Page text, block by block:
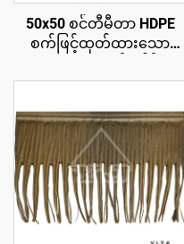
50x50 စင်တီမီတာ HDPE
စက်ဖြင့်ထုတ်ထားသော
ပြား၊ ၁၅ နှစ်အထိ ယူဗီ
ဒေသရှိ အပန်းဖြေစခန်းများ
အတွက်